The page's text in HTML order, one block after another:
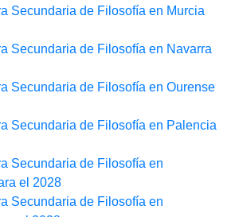
Secundaria de Filosofía en Murcia
Secundaria de Filosofía en Navarra
Secundaria de Filosofía en Ourense
Secundaria de Filosofía en Palencia
Secundaria de Filosofía en
el 2028
Secundaria de Filosofía en